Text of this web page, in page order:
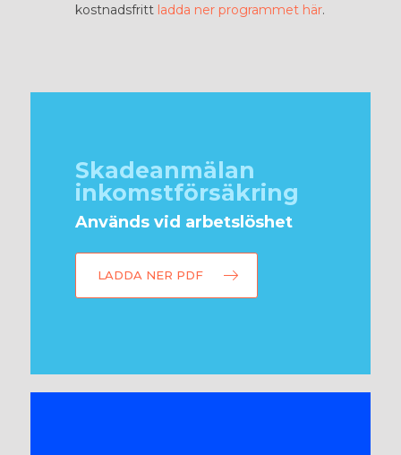
kostnadsfritt ladda ner programmet här.
Skadeanmälan
inkomstförsäkring
Används vid arbetslöshet
LADDA NER PDF